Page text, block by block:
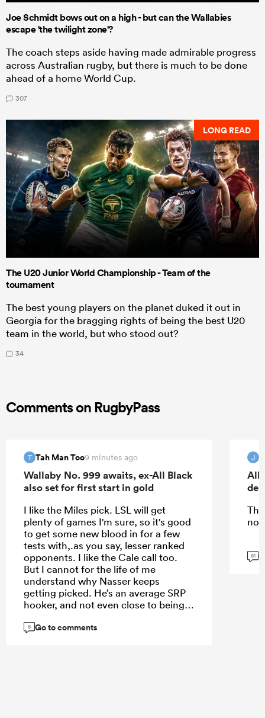
Joe Schmidt bows out on a high - but can the Wallabies
escape 'the twilight zone'?
The coach steps aside having made admirable progress
across Australian rugby, but there is much to be done
ahead of a home World Cup.
307
LONG READ
The U20 Junior World Championship - Team of the
tournament
The best young players on the planet duked it out in
Georgia for the bragging rights of being the best U20
team in the world, but who stood out?
34
Comments on RugbyPass
T Tah Man Too9 minutes ago
Wallaby No. 999 awaits, ex-All Black
also set for first start in gold
I like the Miles pick. LSL will get
plenty of games I'm sure, so it's good
to get some new blood in for a few
tests with,.as you say, lesser ranked
opponents. I like the Cale call too.
But I cannot for the life of me
understand why Nasser keeps
getting picked. He’s an average SRP
hooker, and not even close to being
6 Go to comments
J
All
61